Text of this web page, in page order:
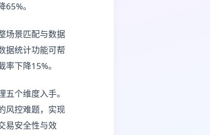
。
场景匹配与数据
据统计功能可帮
下降15%。
个维度入手。
风控难题，实现
易安全性与效